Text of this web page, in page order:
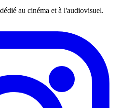
au cinéma et à l'audiovisuel.